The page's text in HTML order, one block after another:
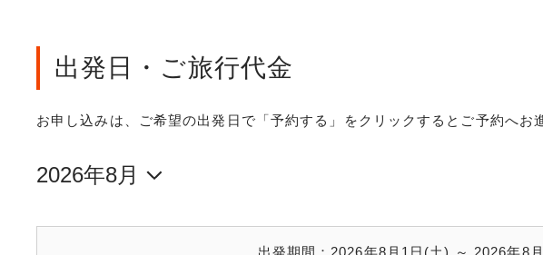
出発日・ご旅行代金
お申し込みは、ご希望の出発日で「予約する」をクリックするとご予約へお
出発期間： 2026年8月1日(土) ～ 2026年8